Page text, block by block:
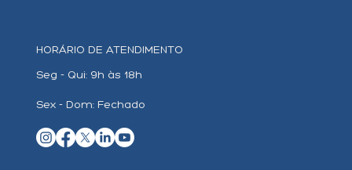
HORÁRIO DE ATENDIMENTO
Seg - Qui: 9h às 18h
Sex - Dom: Fechado